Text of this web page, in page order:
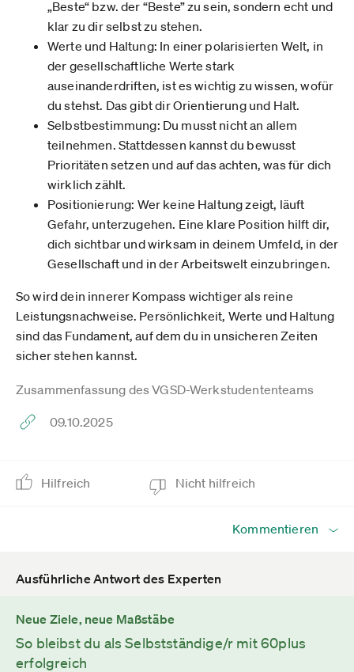
„Beste“ bzw. der “Beste” zu sein, sondern echt und
klar zu dir selbst zu stehen.
Werte und Haltung: In einer polarisierten Welt, in
der gesellschaftliche Werte stark
auseinanderdriften, ist es wichtig zu wissen, wofür
du stehst. Das gibt dir Orientierung und Halt.
Selbstbestimmung: Du musst nicht an allem
teilnehmen. Stattdessen kannst du bewusst
Prioritäten setzen und auf das achten, was für dich
wirklich zählt.
Positionierung: Wer keine Haltung zeigt, läuft
Gefahr, unterzugehen. Eine klare Position hilft dir,
dich sichtbar und wirksam in deinem Umfeld, in der
Gesellschaft und in der Arbeitswelt einzubringen.
So wird dein innerer Kompass wichtiger als reine
Leistungsnachweise. Persönlichkeit, Werte und Haltung
sind das Fundament, auf dem du in unsicheren Zeiten
sicher stehen kannst.
Zusammenfassung des VGSD-Werkstudententeams
09.10.2025
Hilfreich Nicht hilfreich
Kommentieren
Ausführliche Antwort des Experten
Neue Ziele, neue Maßstäbe
So bleibst du als Selbstständige/r mit 60plus
erfolgreich